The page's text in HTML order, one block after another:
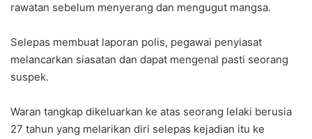
rawatan sebelum menyerang dan mengugut mangsa.
Selepas membuat laporan polis, pegawai penyiasat
melancarkan siasatan dan dapat mengenal pasti seorang
suspek.
Waran tangkap dikeluarkan ke atas seorang lelaki berusia
27 tahun yang melarikan diri selepas kejadian itu ke